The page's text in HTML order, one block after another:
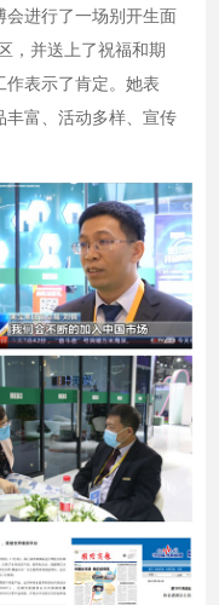
进行了一场别开生面
，并送上了祝福和期
作表示了肯定。她表
丰富、活动多样、宣传